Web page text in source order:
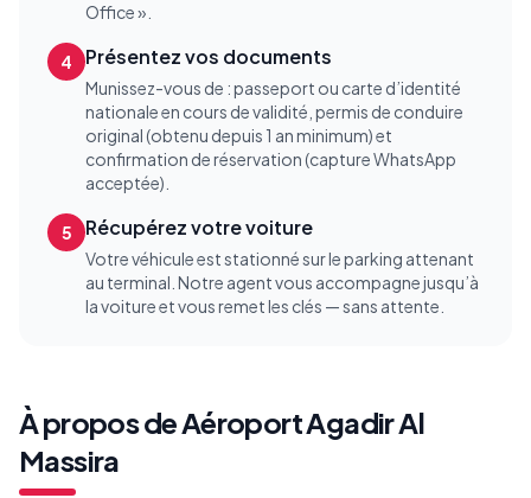
Office ».
4 Présentez vos documents
Munissez-vous de : passeport ou carte d’identité
nationale en cours de validité, permis de conduire
original (obtenu depuis 1 an minimum) et
confirmation de réservation (capture WhatsApp
acceptée).
5 Récupérez votre voiture
Votre véhicule est stationné sur le parking attenant
au terminal. Notre agent vous accompagne jusqu’à
la voiture et vous remet les clés — sans attente.
À propos deAéroport Agadir Al
Massira